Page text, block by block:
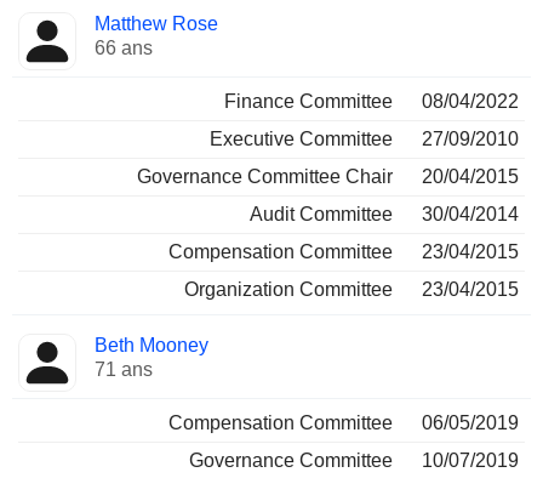
Matthew Rose
66 ans
Finance Committee
08/04/2022
Executive Committee
27/09/2010
Governance Committee Chair
20/04/2015
Audit Committee
30/04/2014
Compensation Committee
23/04/2015
Organization Committee
23/04/2015
Beth Mooney
71 ans
Compensation Committee
06/05/2019
Governance Committee
10/07/2019